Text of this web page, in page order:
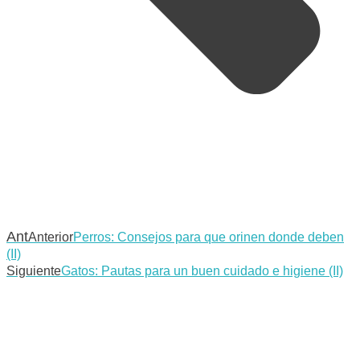
AntAnteriorPerros: Consejos para que orinen donde deben
(II)
SiguienteGatos: Pautas para un buen cuidado e higiene (II)